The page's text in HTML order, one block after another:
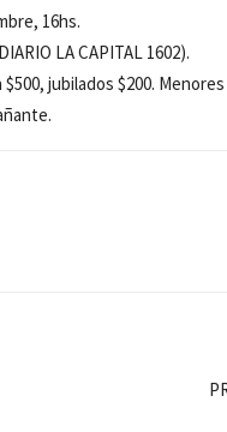
16hs.
LA CAPITAL 1602).
jubilados $200.